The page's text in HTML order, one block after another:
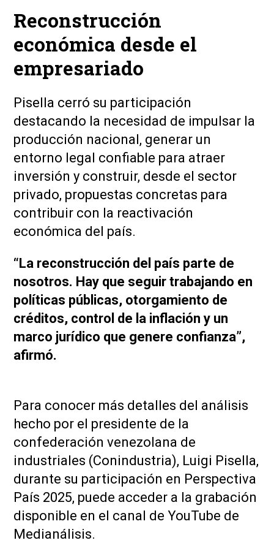
Reconstrucción
económica desde el
empresariado
Pisella cerró su participación
destacando la necesidad de impulsar la
producción nacional, generar un
entorno legal confiable para atraer
inversión y construir, desde el sector
privado, propuestas concretas para
contribuir con la reactivación
económica del país.
“La reconstrucción del país parte de
nosotros. Hay que seguir trabajando en
políticas públicas, otorgamiento de
créditos, control de la inflación y un
marco jurídico que genere confianza”,
afirmó.
Para conocer más detalles del análisis
hecho por el presidente de la
confederación venezolana de
industriales (Conindustria), Luigi Pisella,
durante su participación en Perspectiva
País 2025, puede acceder a la grabación
disponible en el canal de YouTube de
Medianálisis.